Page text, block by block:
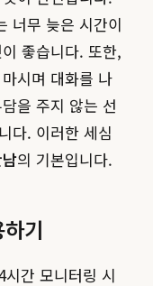
너무 늦은 시간이
좋습니다. 또한,
시며 대화를 나
을 주지 않는 선
다. 이러한 세심
의 기본입니다.
기
간 모니터링 시